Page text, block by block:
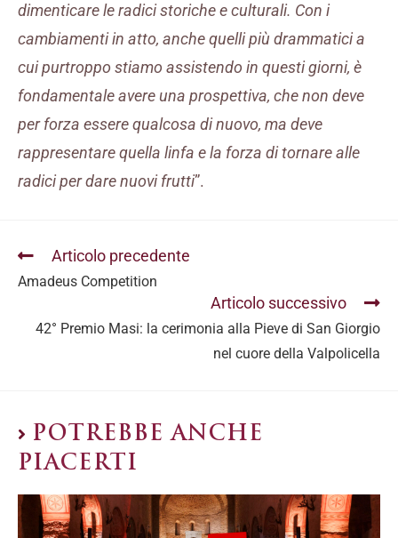
dimenticare le radici storiche e culturali. Con i
cambiamenti in atto, anche quelli più drammatici a
cui purtroppo stiamo assistendo in questi giorni, è
fondamentale avere una prospettiva, che non deve
per forza essere qualcosa di nuovo, ma deve
rappresentare quella linfa e la forza di tornare alle
radici per dare nuovi frutti”.
Articolo precedente
Amadeus Competition
Articolo successivo
42° Premio Masi: la cerimonia alla Pieve di San Giorgio
nel cuore della Valpolicella
POTREBBE ANCHE
PIACERTI